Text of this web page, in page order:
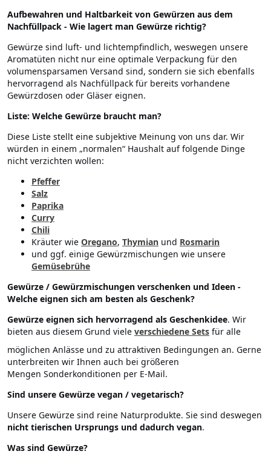
Aufbewahren und Haltbarkeit von Gewürzen aus dem
Nachfüllpack - Wie lagert man Gewürze richtig?
Gewürze sind luft- und lichtempfindlich, weswegen unsere
Aromatüten nicht nur eine optimale Verpackung für den
volumensparsamen Versand sind, sondern sie sich ebenfalls
hervorragend als Nachfüllpack für bereits vorhandene
Gewürzdosen oder Gläser eignen.
Liste: Welche Gewürze braucht man?
Diese Liste stellt eine subjektive Meinung von uns dar. Wir
würden in einem „normalen“ Haushalt auf folgende Dinge
nicht verzichten wollen:
Pfeffer
Salz
Paprika
Curry
Chili
Kräuter wie Oregano, Thymian und Rosmarin
und ggf. einige Gewürzmischungen wie unsere
Gemüsebrühe
Gewürze / Gewürzmischungen verschenken und Ideen -
Welche eignen sich am besten als Geschenk?
Gewürze eignen sich hervorragend als Geschenkidee. Wir
bieten aus diesem Grund viele verschiedene Sets für alle
möglichen Anlässe und zu attraktiven Bedingungen an. Gerne
unterbreiten wir Ihnen auch bei größeren
Mengen Sonderkonditionen per E-Mail.
Sind unsere Gewürze vegan / vegetarisch?
Unsere Gewürze sind reine Naturprodukte. Sie sind deswegen
nicht tierischen Ursprungs und dadurch vegan.
Was sind Gewürze?